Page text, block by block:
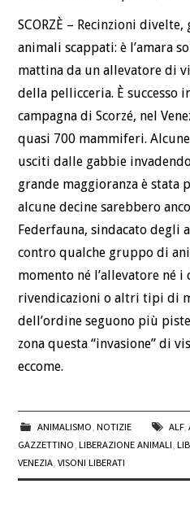
SCORZÈ – Recinzioni
animali scappati: è l’amara
mattina da un allevatore di
della pellicceria. È successo
campagna di Scorzé, nel
quasi 700 mammiferi.
usciti dalle gabbie
grande maggioranza è stata
alcune decine sarebbero
Federfauna, sindacato
contro qualche gruppo di
momento né l’allevatore né
rivendicazioni o altri tipi di
dell’ordine seguono più
zona questa “invasione” di
eccome.
ANIMALISMO, NOTIZIE ALF,
GAZZETTINO,LIBERAZIONE ANIMALI,
VENEZIA,VISONI LIBERATI